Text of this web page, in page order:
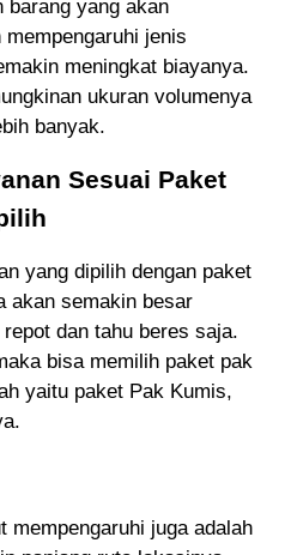
barang yang akan
jenis
meningkat biayanya.
ukuran volumenya
banyak.
Sesuai Paket
yang dipilih dengan paket
akan semakin besar
dan tahu beres saja.
bisa memilih paket pak
yaitu paket Pak Kumis,
mempengaruhi juga adalah